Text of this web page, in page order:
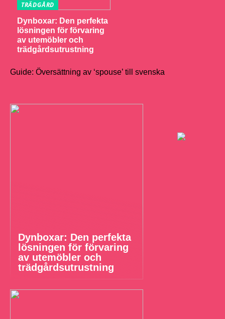
TRÄDGÅRD
Dynboxar: Den perfekta
lösningen för förvaring
av utemöbler och
trädgårdsutrustning
Guide: Översättning av ‘spouse’ till svenska
Dynboxar: Den perfekta
lösningen för förvaring
av utemöbler och
trädgårdsutrustning